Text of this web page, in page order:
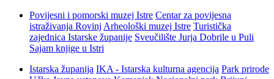
Povijesni i pomorski muzej Istre Centar za povijesna
istraživanja Rovinj Arheološki muzej Istre Turistička
zajednica Istarske županije Sveučilište Jurja Dobrile u Puli
Sajam knjige u Istri
Istarska županija IKA - Istarska kulturna agencija Park prirode